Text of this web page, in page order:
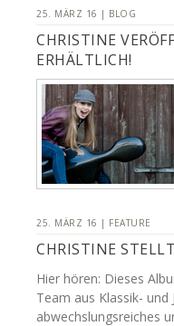
25. MÄRZ 16 | BLOG
CHRISTINE
ERHÄLTLICH!
25. MÄRZ 16 | FEATURE
CHRISTINE
Hier hören: Dieses
Team aus Klassik-
abwechslungsreiches